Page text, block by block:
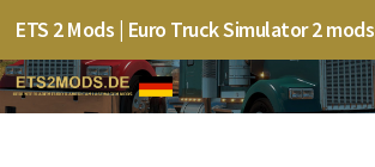
ETS 2 Mods | Euro Truck Simulator 2 mods